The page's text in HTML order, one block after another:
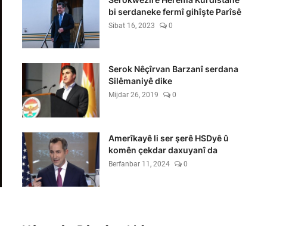
bi serdaneke fermî gihîşte Parîsê
Sibat 16, 2023 0
Serok Nêçîrvan Barzanî serdana
Silêmaniyê dike
Mijdar 26, 2019 0
Amerîkayê li ser şerê HSDyê û
komên çekdar daxuyanî da
Berfanbar 11, 2024 0